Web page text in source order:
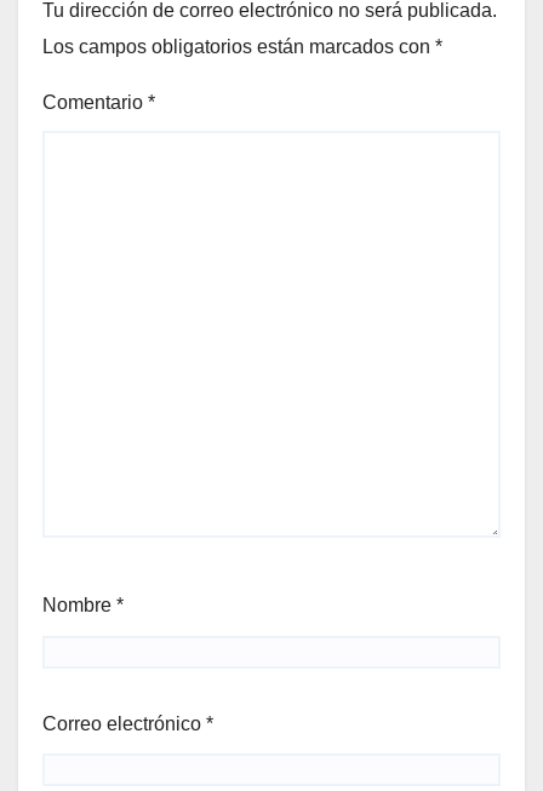
Tu dirección de correo electrónico no será publicada.
Los campos obligatorios están marcados con *
Comentario *
Nombre *
Correo electrónico *